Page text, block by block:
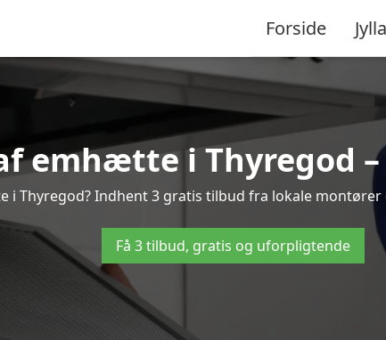
Forside
emhætte i Thyregod
i Thyregod? Indhent 3 gratis tilbud fra lokale
Få 3 tilbud, gratis og uforpligtende